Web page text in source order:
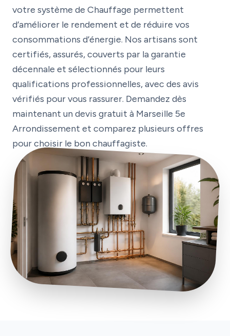
votre système de Chauffage permettent
d’améliorer le rendement et de réduire vos
consommations d’énergie. Nos artisans sont
certifiés, assurés, couverts par la garantie
décennale et sélectionnés pour leurs
qualifications professionnelles, avec des avis
vérifiés pour vous rassurer. Demandez dès
maintenant un devis gratuit à Marseille 5e
Arrondissement et comparez plusieurs offres
pour choisir le bon chauffagiste.